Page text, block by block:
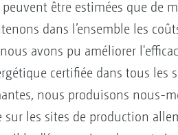
être estimées que de
dans l’ensemble les
avons pu améliorer
certifiée dans tous les
nous produisons nous-
les sites de production